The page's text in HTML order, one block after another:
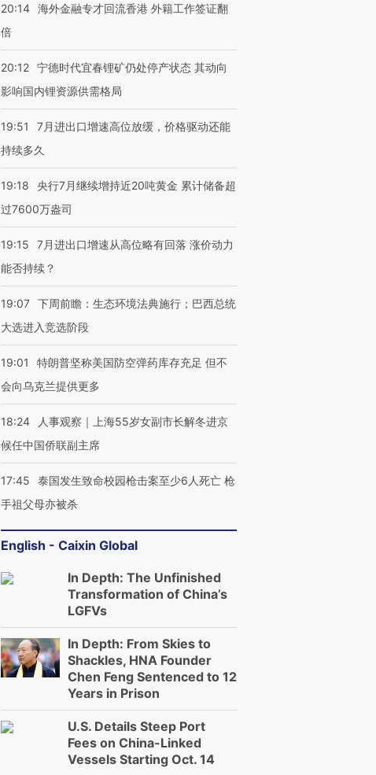
20:14 海外金融专才回流香港 外籍工作签证翻
倍
20:12 宁德时代宜春锂矿仍处停产状态 其动向
影响国内锂资源供需格局
19:51
7月进出口增速高位放缓，价格驱动还能
持续多久
19:18
央行7月继续增持近20吨黄金 累计储备超
过7600万盎司
19:15
7月进出口增速从高位略有回落 涨价动力
能否持续？
19:07 下周前瞻：生态环境法典施行；巴西总统
大选进入竞选阶段
19:01
特朗普坚称美国防空弹药库存充足 但不
会向乌克兰提供更多
18:24
人事观察｜上海55岁女副市长解冬进京
候任中国侨联副主席
17:45
泰国发生致命校园枪击案至少6人死亡 枪
手祖父母亦被杀
English - Caixin Global
In Depth: The Unfinished
Transformation of China’s
LGFVs
In Depth: From Skies to
Shackles, HNA Founder
Chen Feng Sentenced to 12
Years in Prison
U.S. Details Steep Port
Fees on China-Linked
Vessels Starting Oct. 14